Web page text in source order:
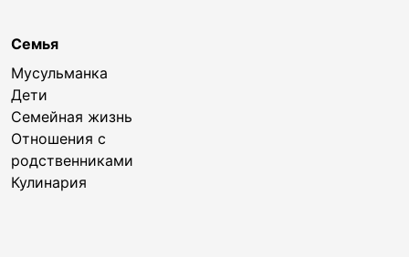
Семья
Мусульманка
Дети
Семейная жизнь
Отношения с
родственниками
Кулинария